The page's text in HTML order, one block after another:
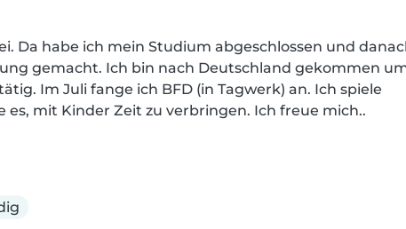
Da habe ich mein Studium abgeschlossen und
gemacht. Ich bin nach Deutschland gekommen
Im Juli fange ich BFD (in Tagwerk) an. Ich spiele
es, mit Kinder Zeit zu verbringen. Ich freue mich..